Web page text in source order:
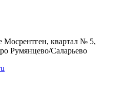
Мосрентген, квартал № 5,
Румянцево/Саларьево